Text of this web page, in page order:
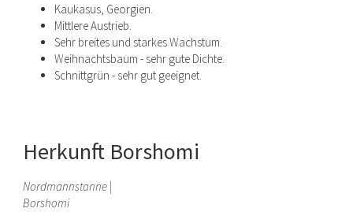
Kaukasus, Georgien.
Mittlere Austrieb.
Sehr breites und starkes Wachstum.
Weihnachtsbaum - sehr gute Dichte.
Schnittgrün - sehr gut geeignet.
Herkunft Borshomi
Nordmannstanne |
Borshomi